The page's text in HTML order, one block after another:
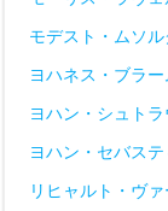
モデスト・ムソ
ヨハネス・ブラー
ヨハン・シュト
ヨハン・セバス
リヒャルト・ヴ